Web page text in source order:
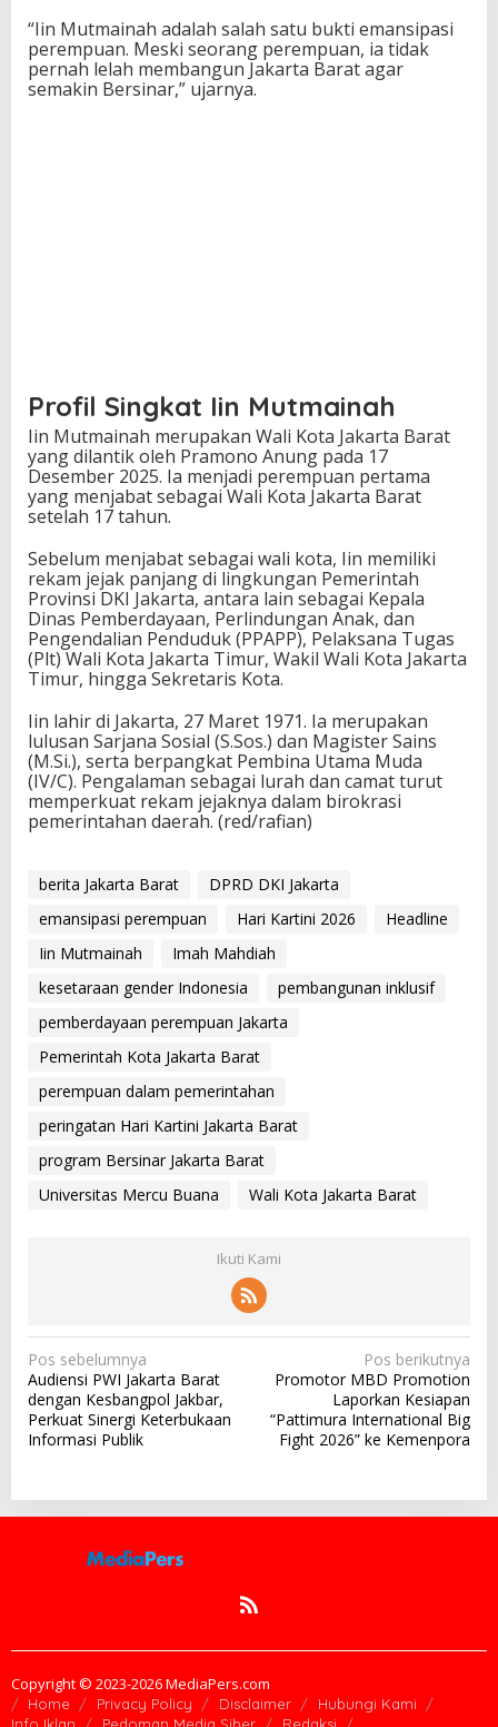
“Iin Mutmainah adalah salah satu bukti emansipasi
perempuan. Meski seorang perempuan, ia tidak
pernah lelah membangun Jakarta Barat agar
semakin Bersinar,” ujarnya.
Profil Singkat Iin Mutmainah
Iin Mutmainah merupakan Wali Kota Jakarta Barat
yang dilantik oleh Pramono Anung pada 17
Desember 2025. Ia menjadi perempuan pertama
yang menjabat sebagai Wali Kota Jakarta Barat
setelah 17 tahun.
Sebelum menjabat sebagai wali kota, Iin memiliki
rekam jejak panjang di lingkungan Pemerintah
Provinsi DKI Jakarta, antara lain sebagai Kepala
Dinas Pemberdayaan, Perlindungan Anak, dan
Pengendalian Penduduk (PPAPP), Pelaksana Tugas
(Plt) Wali Kota Jakarta Timur, Wakil Wali Kota Jakarta
Timur, hingga Sekretaris Kota.
Iin lahir di Jakarta, 27 Maret 1971. Ia merupakan
lulusan Sarjana Sosial (S.Sos.) dan Magister Sains
(M.Si.), serta berpangkat Pembina Utama Muda
(IV/C). Pengalaman sebagai lurah dan camat turut
memperkuat rekam jejaknya dalam birokrasi
pemerintahan daerah. (red/rafian)
berita Jakarta Barat
DPRD DKI Jakarta
emansipasi perempuan
Hari Kartini 2026
Headline
Iin Mutmainah
Imah Mahdiah
kesetaraan gender Indonesia
pembangunan inklusif
pemberdayaan perempuan Jakarta
Pemerintah Kota Jakarta Barat
perempuan dalam pemerintahan
peringatan Hari Kartini Jakarta Barat
program Bersinar Jakarta Barat
Universitas Mercu Buana
Wali Kota Jakarta Barat
Ikuti Kami
N
a
v
i
a
Pos sebelumnya
Audiensi PWI Jakarta Barat
dengan Kesbangpol Jakbar,
Perkuat Sinergi Keterbukaan
Informasi Publik
Pos berikutnya
Promotor MBD Promotion
Laporkan Kesiapan
“Pattimura International Big
Fight 2026” ke Kemenpora
Copyright © 2023-2026 MediaPers.com
Home Privacy Policy Disclaimer
Hubungi Kami